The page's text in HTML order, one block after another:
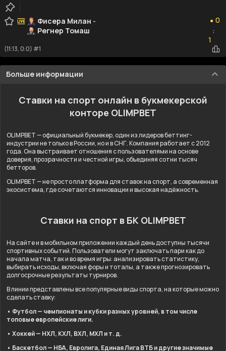
Фисера Милан -
Регнер Томаш
● 0
:
1
(11:13, 0:0) #1
Больше информации
Ставки на спорт онлайн в букмекерской
конторе OLIMPBET
OLIMPBET — официальный букмекер, один из лидеров беттинг-
индустрии не только в России, но и в СНГ. Компания работает с 2012
года. Она выстраивает отношения с пользователями на основе
доверия, прозрачности и честной игры, объединяя сотни тысяч
бетторов.
OLIMPBET — не просто платформа для ставок на спорт, а современная
экосистема, где сочетаются инновации и высокая надёжность.
Ставки на спорт в БК OLIMPBET
На сайте и в мобильном приложении каждый день доступны тысячи
спортивных событий. Пользователи могут заключать пари как до
начала матча, так и во время игры: анализировать статистику,
выбирать исходы, включая форы и тоталы, а также прогнозировать
долгосрочные результаты турниров.
В линии представлены все популярные виды спорта, на которые можно
сделать ставку:
• Футбол — чемпионаты и кубки разных уровней, в том числе
топовые европейские лиги.
• Хоккей — НХЛ, КХЛ, ВХЛ, МХЛ и т. д.
• Баскетбол — НБА, Евролига, Единая Лига ВТБ и другие значимые